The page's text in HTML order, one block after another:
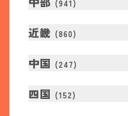
(941 )
近畿 (860)
中国 (247)
四国 (152)